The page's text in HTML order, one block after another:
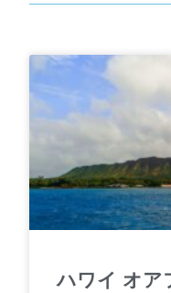
ハワイ オア